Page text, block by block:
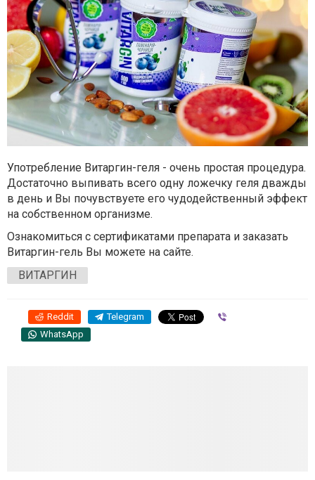
Употребление Витаргин-геля - очень простая процедура.
Достаточно выпивать всего одну ложечку геля дважды
в день и Вы почувствуете его чудодейственный эффект
на собственном организме.
Ознакомиться с сертификатами препарата и заказать
Витаргин-гель Вы можете на сайте.
ВИТАРГИН
Reddit Telegram
WhatsApp